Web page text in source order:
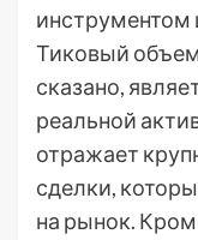
инструментом
Тиковый
сказано,
реальной
отражает
сделки,
на рынок.